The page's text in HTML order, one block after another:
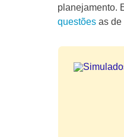
planejamento.
questões as de